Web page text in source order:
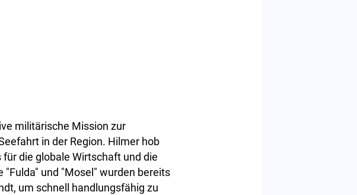
militärische Mission zur
in der Region. Hilmer hob
die globale Wirtschaft und die
und "Mosel" wurden bereits
um schnell handlungsfähig zu